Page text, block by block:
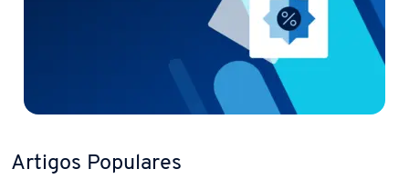
Artigos Populares